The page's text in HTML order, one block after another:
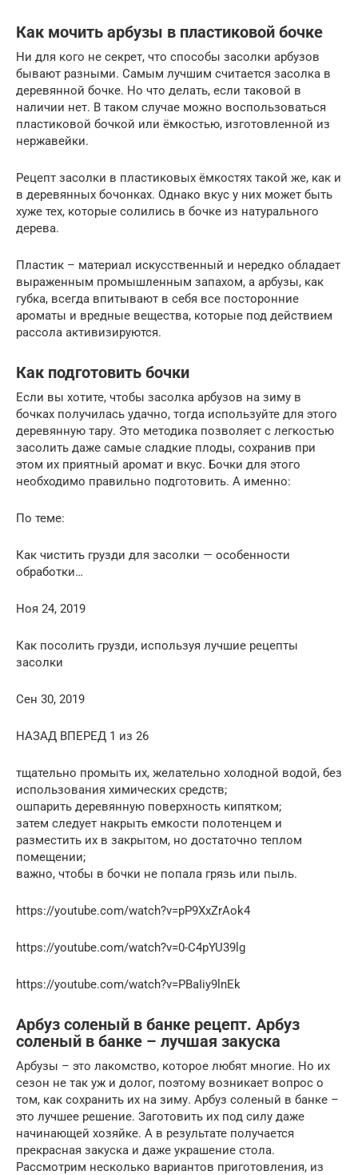
Как мочить арбузы в пластиковой бочке
Ни для кого не секрет, что способы засолки арбузов
бывают разными. Самым лучшим считается засолка в
деревянной бочке. Но что делать, если таковой в
наличии нет. В таком случае можно воспользоваться
пластиковой бочкой или ёмкостью, изготовленной из
нержавейки.
Рецепт засолки в пластиковых ёмкостях такой же, как и
в деревянных бочонках. Однако вкус у них может быть
хуже тех, которые солились в бочке из натурального
дерева.
Пластик – материал искусственный и нередко обладает
выраженным промышленным запахом, а арбузы, как
губка, всегда впитывают в себя все посторонние
ароматы и вредные вещества, которые под действием
рассола активизируются.
Как подготовить бочки
Если вы хотите, чтобы засолка арбузов на зиму в
бочках получилась удачно, тогда используйте для этого
деревянную тару. Это методика позволяет с легкостью
засолить даже самые сладкие плоды, сохранив при
этом их приятный аромат и вкус. Бочки для этого
необходимо правильно подготовить. А именно:
По теме:
Как чистить грузди для засолки — особенности
обработки…
Ноя 24, 2019
Как посолить грузди, используя лучшие рецепты
засолки
Сен 30, 2019
НАЗАД ВПЕРЕД 1 из 26
тщательно промыть их, желательно холодной водой, без
использования химических средств;
ошпарить деревянную поверхность кипятком;
затем следует накрыть емкости полотенцем и
разместить их в закрытом, но достаточно теплом
помещении;
важно, чтобы в бочки не попала грязь или пыль.
https://youtube.com/watch?v=pP9XxZrAok4
https://youtube.com/watch?v=0-C4pYU39lg
https://youtube.com/watch?v=PBaIiy9lnEk
Арбуз соленый в банке рецепт. Арбуз
соленый в банке – лучшая закуска
Арбузы – это лакомство, которое любят многие. Но их
сезон не так уж и долог, поэтому возникает вопрос о
том, как сохранить их на зиму. Арбуз соленый в банке –
это лучшее решение. Заготовить их под силу даже
начинающей хозяйке. А в результате получается
прекрасная закуска и даже украшение стола.
Рассмотрим несколько вариантов приготовления, из